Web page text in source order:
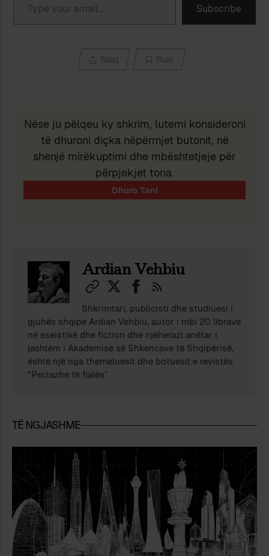
Subscribe
Ndaj Ruaj
Nëse ju pëlqeu ky shkrim, lutemi konsideroni
të dhuroni diçka nëpërmjet butonit, në
shenjë mirëkuptimi dhe mbështetjeje për
përpjekjet tona.
Ardian Vehbiu
Shkrimtari, publicisti dhe studiuesi i
gjuhës shqipe Ardian Vehbiu, autor i mbi 20 librave
në eseistikë dhe fiction dhe njëherazi anëtar i
jashtëm i Akademisë së Shkencave të Shqipërisë,
është një nga themeluesit dhe botuesit e revistës
“Peizazhe të fjalës”.
TË NGJASHME